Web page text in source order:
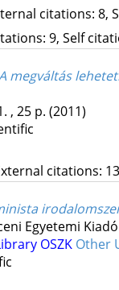
citations: 8,
9, Self
megváltás
, 25 p. (2011)
citations:
Egyetemi Kiadó
OSZK Other